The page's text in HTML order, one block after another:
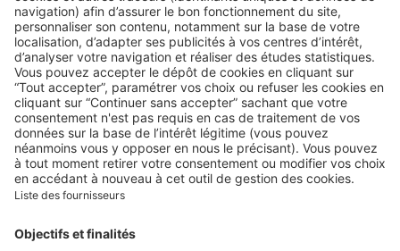
Image Art de vivre
Comment bien choisir son
linge de lit ? Le guide
complet pour allier confort,
qualité et style
Image Art de vivre
Contrat d'électricité : quelle